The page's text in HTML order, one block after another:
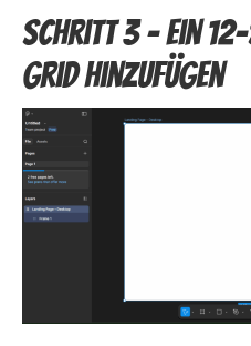
Schritt 3 – Ein
Grid hinzufügen